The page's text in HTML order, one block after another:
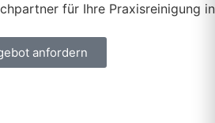
für Ihre Praxisreinigung in
anfordern